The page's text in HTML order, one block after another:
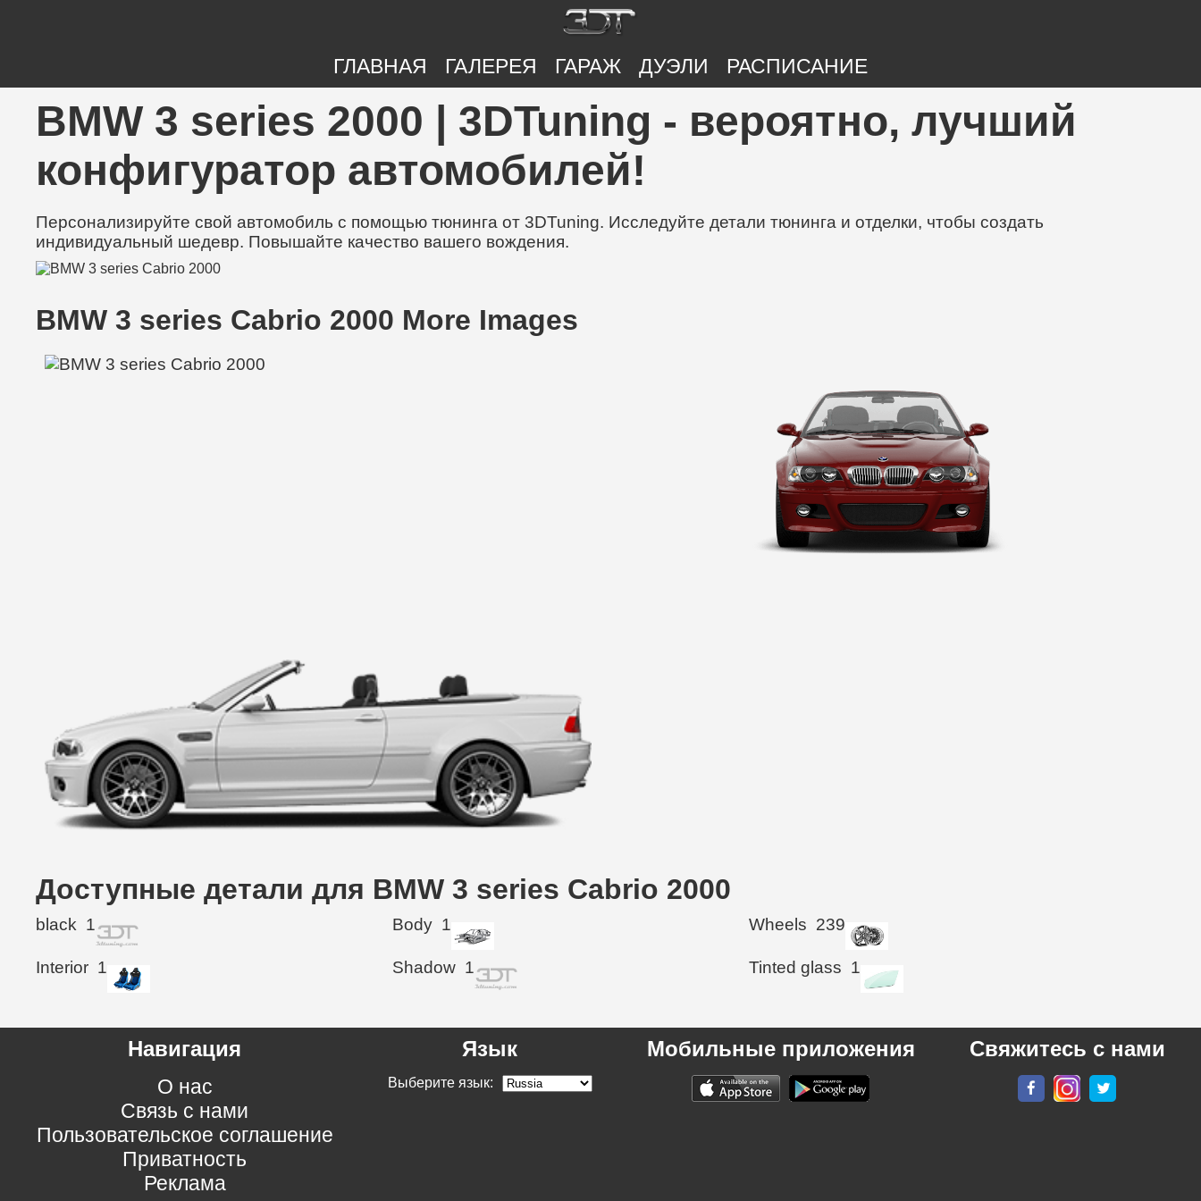
ГЛАВНАЯ ГАЛЕРЕЯ ГАРАЖ ДУЭЛИ РАСПИСАНИЕ
BMW 3 series 2000 | 3DTuning - вероятно, лучший
конфигуратор автомобилей!
Персонализируйте свой автомобиль с помощью тюнинга от 3DTuning. Исследуйте детали тюнинга и отделки, чтобы создать
индивидуальный шедевр. Повышайте качество вашего вождения.
BMW 3 series Cabrio 2000 More Images
Доступные детали для BMW 3 series Cabrio 2000
black 1 Body 1 Wheels 239
Interior 1 Shadow 1 Tinted glass 1
Навигация
О нас
Связь с нами
Пользовательское соглашение
Приватность
Реклама
Язык
Выберите язык:
Мобильные приложения Свяжитесь с нами